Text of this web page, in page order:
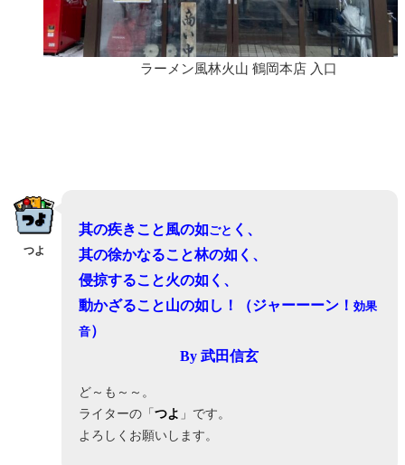
ラーメン風林火山 鶴岡本店 入口
つよ
其の疾きこと風の如ごと く、
其の徐かなること林の如く、
侵掠すること火の如く、
動かざること山の如し！（ジャーーーン！ 効果
音）
By 武田信玄
ど～も～～。
ライターの「つよ 」です。
よろしくお願いします。